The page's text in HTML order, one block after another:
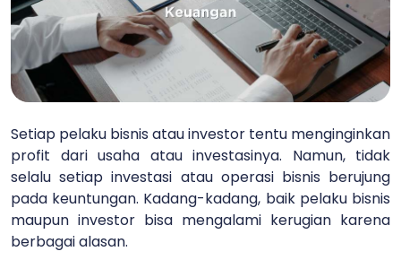
Setiap pelaku bisnis atau investor tentu menginginkan
profit dari usaha atau investasinya. Namun, tidak
selalu setiap investasi atau operasi bisnis berujung
pada keuntungan. Kadang-kadang, baik pelaku bisnis
maupun investor bisa mengalami kerugian karena
berbagai alasan.